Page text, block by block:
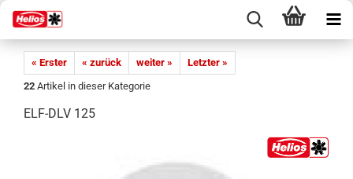
« Erster « zurück weiter »
Letzter »
22 Artikel in dieser Kategorie
ELF-DLV 125